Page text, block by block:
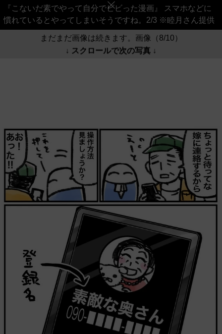
『こないだ素でやって自分でビビった漫画』 スマホなどに
慣れているとやってしまいそうですね。2/3 ※睦月さん提供
まだまだ画像は続きます。画像（8/10）
↓ スクロールで次の写真 ↓